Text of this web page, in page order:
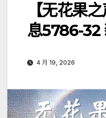
【无花果
息5786-32
4 月 19, 2026